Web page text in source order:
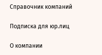
Справочник компаний
Подписка для юр.лиц
О компании